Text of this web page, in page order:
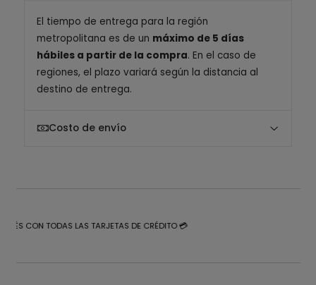
El tiempo de entrega para la región
metropolitana es de un máximo de 5 días
hábiles a partir de la compra. En el caso de
regiones, el plazo variará según la distancia al
destino de entrega.
Costo de envío
CON TODAS LAS TARJETAS DE CRÉDITO 💳